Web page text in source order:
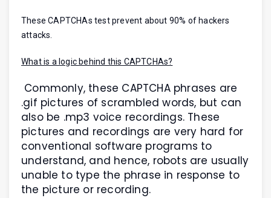
These CAPTCHAs test prevent about 90% of hackers
attacks.
What is a logic behind this CAPTCHAs?
Commonly, these CAPTCHA phrases are
.gif pictures of scrambled words, but can
also be .mp3 voice recordings. These
pictures and recordings are very hard for
conventional software programs to
understand, and hence, robots are usually
unable to type the phrase in response to
the picture or recording.